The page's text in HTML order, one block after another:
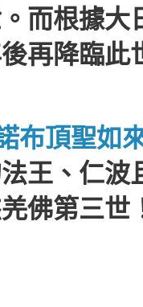
而根據
再降臨此
布頂聖如
王、仁
佛第三世